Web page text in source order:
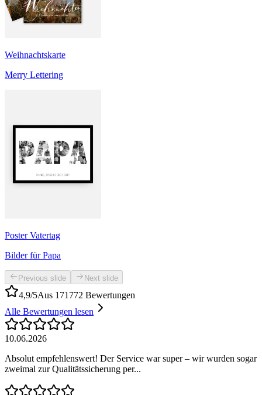
Weihnachtskarte
Merry Lettering
Poster Vatertag
Bilder für Papa
Previous slide Next slide
4,9/5Aus 171772 Bewertungen
Alle Bewertungen lesen
10.06.2026
Absolut empfehlenswert! Der Service war super – wir wurden sogar
zweimal zur Qualitätssicherung per...